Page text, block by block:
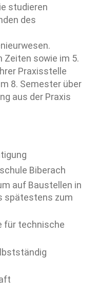
studieren
des
Zeiten sowie im 5.
Praxisstelle
8. Semester über
aus der Praxis
Biberach
auf Baustellen in
spätestens zum
für technische